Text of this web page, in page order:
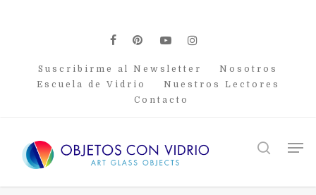
facebook
pinterest
youtubeinstagram
Suscribirme al Newsletter
Nosotros
Escuela de Vidrio
Nuestros Lectores
Contacto
search